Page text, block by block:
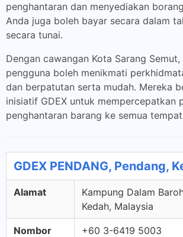
penghantaran dan menyediakan
Anda juga boleh bayar secara dalam
secara tunai.
Dengan cawangan Kota Sarang
pengguna boleh menikmati
dan berpatutan serta mudah. Mereka
inisiatif GDEX untuk mempercepatkan
penghantaran barang ke semua
GDEX PENDANG, Pendang,
Alamat
Kampung Dalam
Kedah, Malaysia
Nombor +60 3-6419 5003